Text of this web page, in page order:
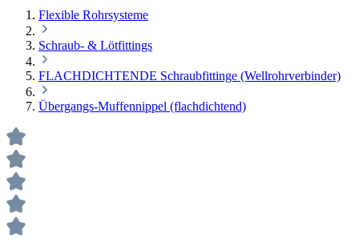
Flexible Rohrsysteme
Schraub- & Lötfittings
FLACHDICHTENDE Schraubfittinge (Wellrohrverbinder)
Übergangs-Muffennippel (flachdichtend)